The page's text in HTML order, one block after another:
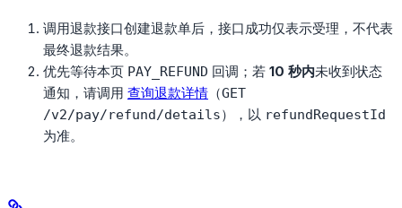
调用退款接口创建退款单后，接口成功仅表示受理，不代表
最终退款结果。
优先等待本页 PAY_REFUND 回调；若 10 秒内未收到状态
通知，请调用 查询退款详情 （GET
/v2/pay/refund/details），以 refundRequestId
为准。